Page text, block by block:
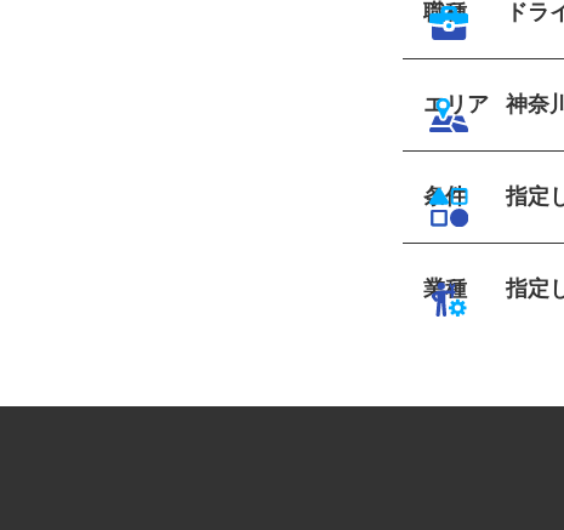
職種 ドラ
エリア 神奈
条件 指定
業種 指定